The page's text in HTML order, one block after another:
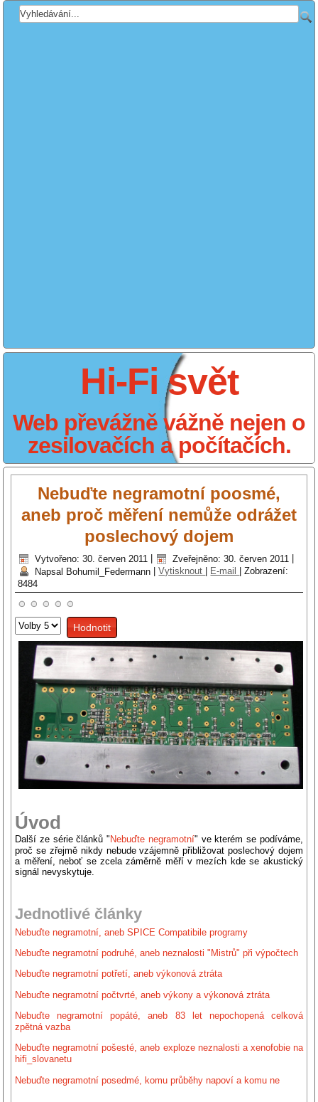
Hi-Fi svět
Web převážně vážně nejen o
zesilovačích a počítačích.
Nebuďte negramotní poosmé,
aneb proč měření nemůže odrážet
poslechový dojem
Vytvořeno: 30. červen 2011 Zveřejněno: 30. červen 2011
Napsal Bohumil_Federmann |Vytisknout E-mail |Zobrazení:
8484
Hodnoťte
prosím
Úvod
Další ze série článků " Nebuďte negramotní" ve kterém se podíváme,
proč se zřejmě nikdy nebude vzájemně přibližovat poslechový dojem
a měření, neboť se zcela záměrně měří v mezích kde se akustický
signál nevyskytuje.
Jednotlivé články
Nebuďte negramotní, aneb SPICE Compatibile programy
Nebuďte negramotní podruhé, aneb neznalosti "Mistrů" při výpočtech
Nebuďte negramotní potřetí, aneb výkonová ztráta
Nebuďte negramotní počtvrté, aneb výkony a výkonová ztráta
Nebuďte negramotní popáté, aneb 83 let nepochopená celková
zpětná vazba
Nebuďte negramotní pošesté, aneb exploze neznalosti a xenofobie na
hifi_slovanetu
Nebuďte negramotní posedmé, komu průběhy napoví a komu ne